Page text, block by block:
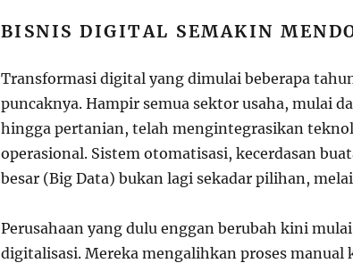
BISNIS DIGITAL SEMAKIN
Transformasi digital yang dimulai beberapa
puncaknya. Hampir semua sektor usaha, mulai
hingga pertanian, telah mengintegrasikan
operasional. Sistem otomatisasi, kecerdasan
besar (Big Data) bukan lagi sekadar pilihan,
Perusahaan yang dulu enggan berubah kini
digitalisasi. Mereka mengalihkan proses manual